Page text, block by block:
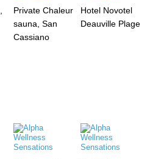
Private Chaleur
sauna, San
Cassiano
Hotel Novotel
Deauville Plage